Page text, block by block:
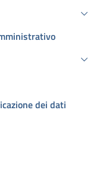
dei dati